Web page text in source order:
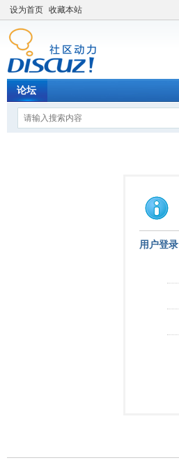
设为首页 收藏本站
论坛
用户登录